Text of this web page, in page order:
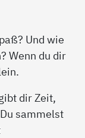
Und wie
Wenn du dir
dir Zeit,
sammelst